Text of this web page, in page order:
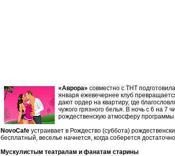
«Аврора» совместно с ТНТ
января ежевечернее клуб
дают ордер на квартиру, где
чужого грязного белья. В ночь с 6 на
рождественскую атмосферу
NovoCafe устраивает в Рождество (суббота)
бесплатный, веселье начнется, когда соберется
Мускулистым театралам и фанатам старины